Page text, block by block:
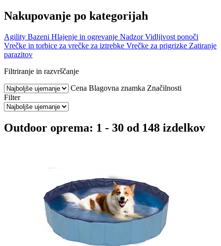
Nakupovanje po kategorijah
Agility Bazeni Hlajenje in ogrevanje Nadzor Vidljivost ponoči
Vrečke in torbice za vrečke za iztrebke Vrečke za prigrizke Zatiranje
parazitov
Filtriranje in razvrščanje
Cena Blagovna znamka Značilnosti
Filter
Outdoor oprema: 1 - 30 od 148 izdelkov